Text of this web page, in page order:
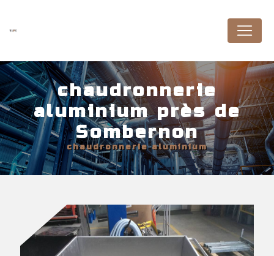
chaudronnerie
aluminium près de
Sombernon
chaudronnerie aluminium